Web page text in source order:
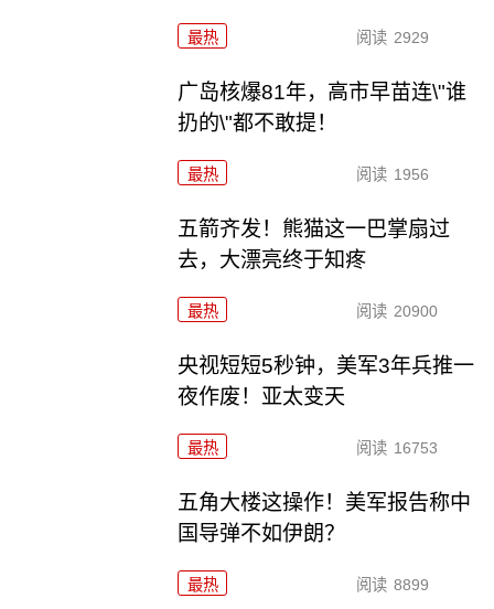
最热 阅读 2929
广岛核爆81年，高市早苗连\"谁
扔的\"都不敢提！
最热 阅读 1956
五箭齐发！熊猫这一巴掌扇过
去，大漂亮终于知疼
最热 阅读 20900
央视短短5秒钟，美军3年兵推一
夜作废！亚太变天
最热 阅读 16753
五角大楼这操作！美军报告称中
国导弹不如伊朗？
最热 阅读 8899